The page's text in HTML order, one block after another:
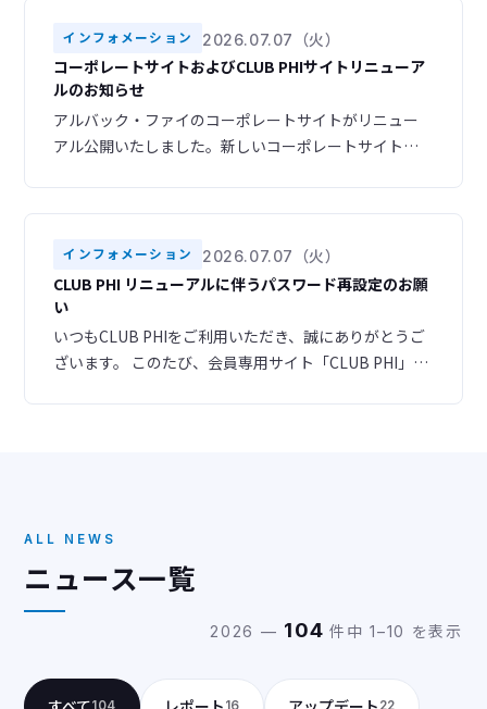
インフォメーション 2026.07.07（火）
コーポレートサイトおよびCLUB PHIサイトリニューア
ルのお知らせ
アルバック・ファイのコーポレートサイトがリニュー
アル公開いたしました。新しいコーポレートサイトで
た、ナビゲーション構成を見直し、目的の情報へスム
ーズにアクセスできるよう改善いたしました。さら
に、デザインも一新し、お客様のニーズに合わせた情
報をより分かりやす
インフォメーション 2026.07.07（火）
CLUB PHI リニューアルに伴うパスワード再設定のお願
い
いつもCLUB PHIをご利用いただき、誠にありがとうご
ざいます。 このたび、会員専用サイト「CLUB PHI」を
ALL NEWS
ニュース一覧
2026 — 104 件中 1–10 を表示
104 16 22